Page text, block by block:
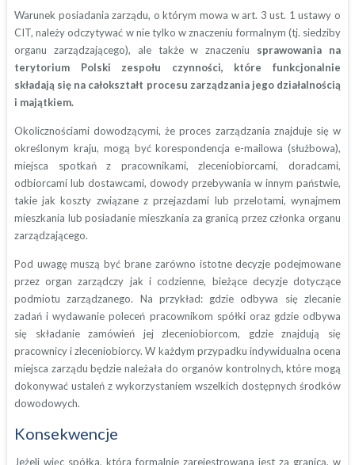
Warunek posiadania zarządu, o którym mowa w art. 3 ust. 1 ustawy o
CIT, należy odczytywać w nie tylko w znaczeniu formalnym (tj. siedziby
organu zarządzającego), ale także w znaczeniu sprawowania na
terytorium Polski zespołu czynności, które funkcjonalnie
składają się na całokształt procesu zarządzania jego działalnością
i majątkiem.
Okolicznościami dowodzącymi, że proces zarządzania znajduje się w
określonym kraju, mogą być korespondencja e-mailowa (służbowa),
miejsca spotkań z pracownikami, zleceniobiorcami, doradcami,
odbiorcami lub dostawcami, dowody przebywania w innym państwie,
takie jak koszty związane z przejazdami lub przelotami, wynajmem
mieszkania lub posiadanie mieszkania za granicą przez członka organu
zarządzającego.
Pod uwagę muszą być brane zarówno istotne decyzje podejmowane
przez organ zarządczy jak i codzienne, bieżące decyzje dotyczące
podmiotu zarządzanego. Na przykład: gdzie odbywa się zlecanie
zadań i wydawanie poleceń pracownikom spółki oraz gdzie odbywa
się składanie zamówień jej zleceniobiorcom, gdzie znajdują się
pracownicy i zleceniobiorcy. W każdym przypadku indywidualna ocena
miejsca zarządu będzie należała do organów kontrolnych, które mogą
dokonywać ustaleń z wykorzystaniem wszelkich dostępnych środków
dowodowych.
Konsekwencje
Jeżeli więc spółka, która formalnie zarejestrowana jest za granicą, w